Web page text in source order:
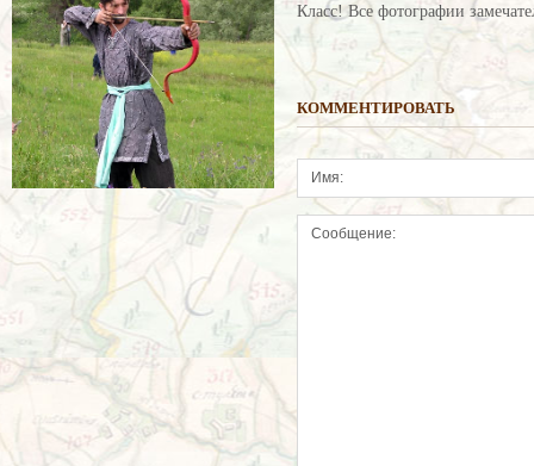
Класс! Все фотографии
КОММЕНТИРОВАТЬ